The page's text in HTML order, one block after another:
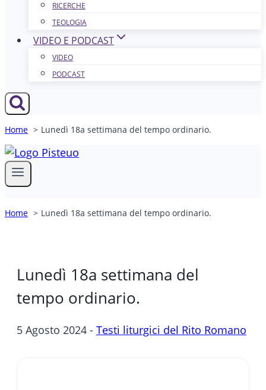
RICERCHE
TEOLOGIA
VIDEO E PODCAST
VIDEO
PODCAST
Home Lunedì 18a settimana del tempo ordinario.
Home Lunedì 18a settimana del tempo ordinario.
Lunedì 18a settimana del
tempo ordinario.
5 Agosto 2024 - Testi liturgici del Rito Romano